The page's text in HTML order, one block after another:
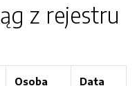
z rejestru
Osoba Data